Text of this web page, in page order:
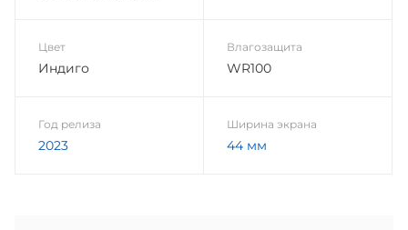
Цвет
Индиго
Влагозащита
WR100
Год релиза
2023
Ширина экрана
44 мм